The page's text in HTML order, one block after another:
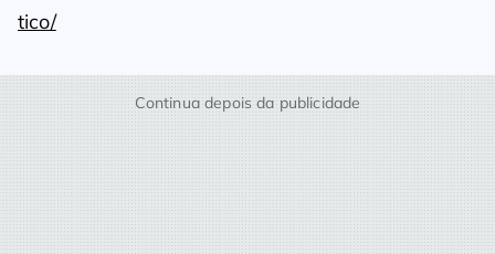
tico/
Continua depois da publicidade